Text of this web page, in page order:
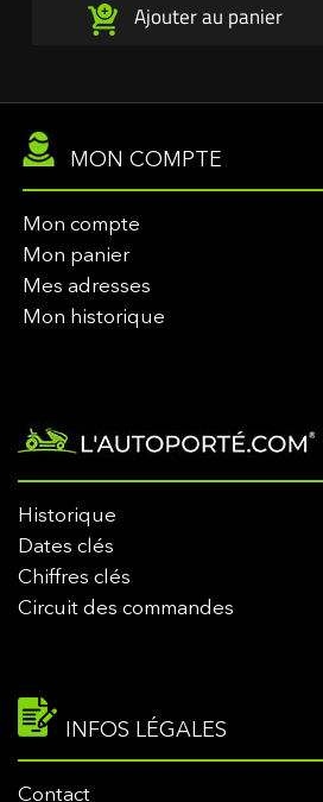
transmission en kevlar sont utilisées par de
nombreux Teams et pilotes...
Ajouter au panier
MON COMPTE
Mon compte
Mon panier
Mes adresses
Mon historique
Historique
Dates clés
Chiffres clés
Circuit des commandes
INFOS LÉGALES
Contact